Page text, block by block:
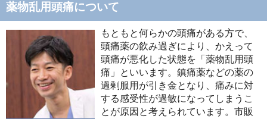
薬物乱用頭痛について
もともと何らかの頭痛がある方で、
頭痛薬の飲み過ぎにより、かえって
頭痛が悪化した状態を「薬物乱用頭
痛」といいます。鎮痛薬などの薬の
過剰服用が引き金となり、痛みに対
する感受性が過敏になってしまうこ
とが原因と考えられています。市販